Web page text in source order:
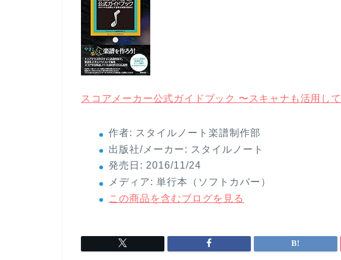
スコアメーカー公式ガイドブック 〜スキャナも活用し
作者: スタイルノート楽譜制作部
出版社/メーカー: スタイルノート
発売日: 2016/11/24
メディア: 単行本（ソフトカバー）
この商品を含むブログを見る